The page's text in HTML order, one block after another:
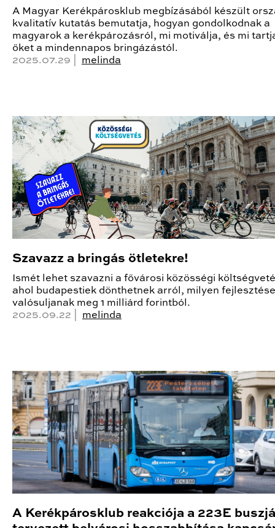
A Magyar Kerékpárosklub megbízásából készült
kvalitatív kutatás bemutatja, hogyan gondolkodnak a
magyarok a kerékpározásról, mi motiválja, és mi
őket a mindennapos bringázástól.
2025.07.29 | melinda
Szavazz a bringás ötletekre!
Ismét lehet szavazni a fővárosi közösségi
ahol budapestiek dönthetnek arról, milyen
valósuljanak meg 1 milliárd forintból.
2025.09.22 | melinda
A Kerékpárosklub reakciója a 223E